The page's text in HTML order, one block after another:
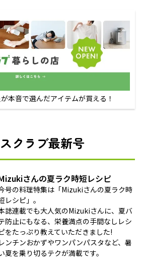
本音で選んだアイテムが買える！
クラブ最新号
さんの夏ラク時短レシピ
号の料理特集は「Mizukiさんの夏ラク時
レシピ」。
誌連載でも大人気のMizukiさんに、夏バ
防止にもなる、栄養満点の手間なしレシ
をたっぷり教えていただきました!
レンチンおかずやワンパンパスタなど、暑
夏を乗り切るテクが満載です。